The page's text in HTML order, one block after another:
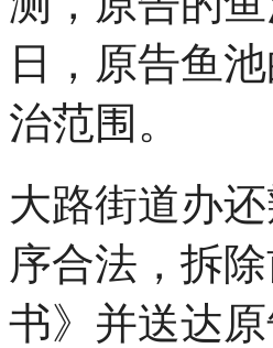
日，原告鱼
治范围。
大路街道办
序合法，拆
书》并送达